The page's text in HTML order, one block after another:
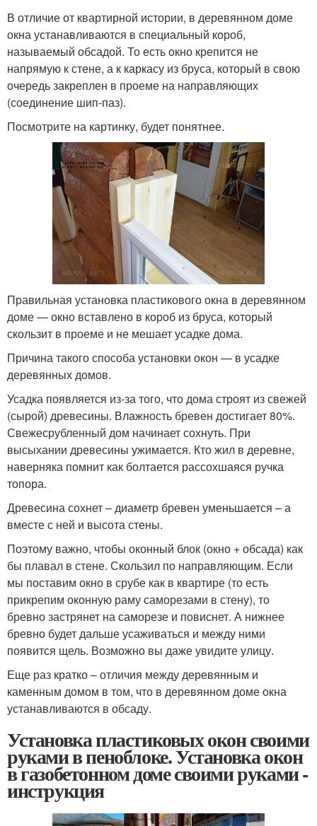
В отличие от квартирной истории, в деревянном доме
окна устанавливаются в специальный короб,
называемый обсадой. То есть окно крепится не
напрямую к стене, а к каркасу из бруса, который в свою
очередь закреплен в проеме на направляющих
(соединение шип-паз).
Посмотрите на картинку, будет понятнее.
Правильная установка пластикового окна в деревянном
доме — окно вставлено в короб из бруса, который
скользит в проеме и не мешает усадке дома.
Причина такого способа установки окон — в усадке
деревянных домов.
Усадка появляется из-за того, что дома строят из свежей
(сырой) древесины. Влажность бревен достигает 80%.
Свежесрубленный дом начинает сохнуть. При
высыхании древесины ужимается. Кто жил в деревне,
наверняка помнит как болтается рассохшаяся ручка
топора.
Древесина сохнет – диаметр бревен уменьшается – а
вместе с ней и высота стены.
Поэтому важно, чтобы оконный блок (окно + обсада) как
бы плавал в стене. Скользил по направляющим. Если
мы поставим окно в срубе как в квартире (то есть
прикрепим оконную раму саморезами в стену), то
бревно застрянет на саморезе и повиснет. А нижнее
бревно будет дальше усаживаться и между ними
появится щель. Возможно вы даже увидите улицу.
Еще раз кратко – отличия между деревянным и
каменным домом в том, что в деревянном доме окна
устанавливаются в обсаду.
Установка пластиковых окон своими
руками в пеноблоке. Установка окон
в газобетонном доме своими руками -
инструкция